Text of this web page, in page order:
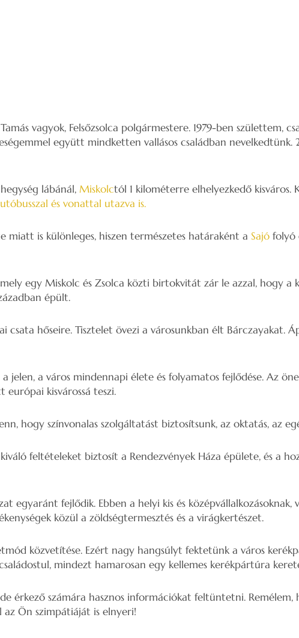
vagyok, Felsőzsolca polgármestere. 1979-ben születtem,
együtt mindketten vallásos családban
lábánál, Miskolctól 1 kilométerre elhelyezkedő
és vonattal utazva is.
miatt is különleges, hiszen természetes határaként a Sajó folyó
egy Miskolc és Zsolca közti birtokvitát zár le azzal, hogy a
épült.
csata hőseire. Tisztelet övezi a városunkban élt Bárczayakat.
a város mindennapi élete és folyamatos fejlődése. Az
kisvárossá teszi.
hogy színvonalas szolgáltatást biztosítsunk, az oktatás, az
feltételeket biztosít a Rendezvények Háza épülete, és a
egyaránt fejlődik. Ebben a helyi kis és
közül a zöldségtermesztés és a virágkertészet.
közvetítése. Ezért nagy hangsúlyt fektetünk a város
mindezt hamarosan egy kellemes kerékpártúra
érkező számára hasznos információkat feltüntetni.
az Ön szimpátiáját is elnyeri!